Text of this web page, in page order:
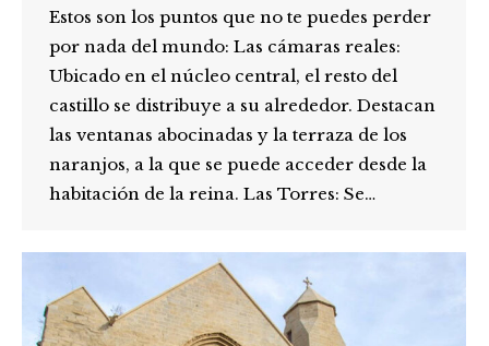
Estos son los puntos que no te puedes perder
por nada del mundo: Las cámaras reales:
Ubicado en el núcleo central, el resto del
castillo se distribuye a su alrededor. Destacan
las ventanas abocinadas y la terraza de los
naranjos, a la que se puede acceder desde la
habitación de la reina. Las Torres: Se…